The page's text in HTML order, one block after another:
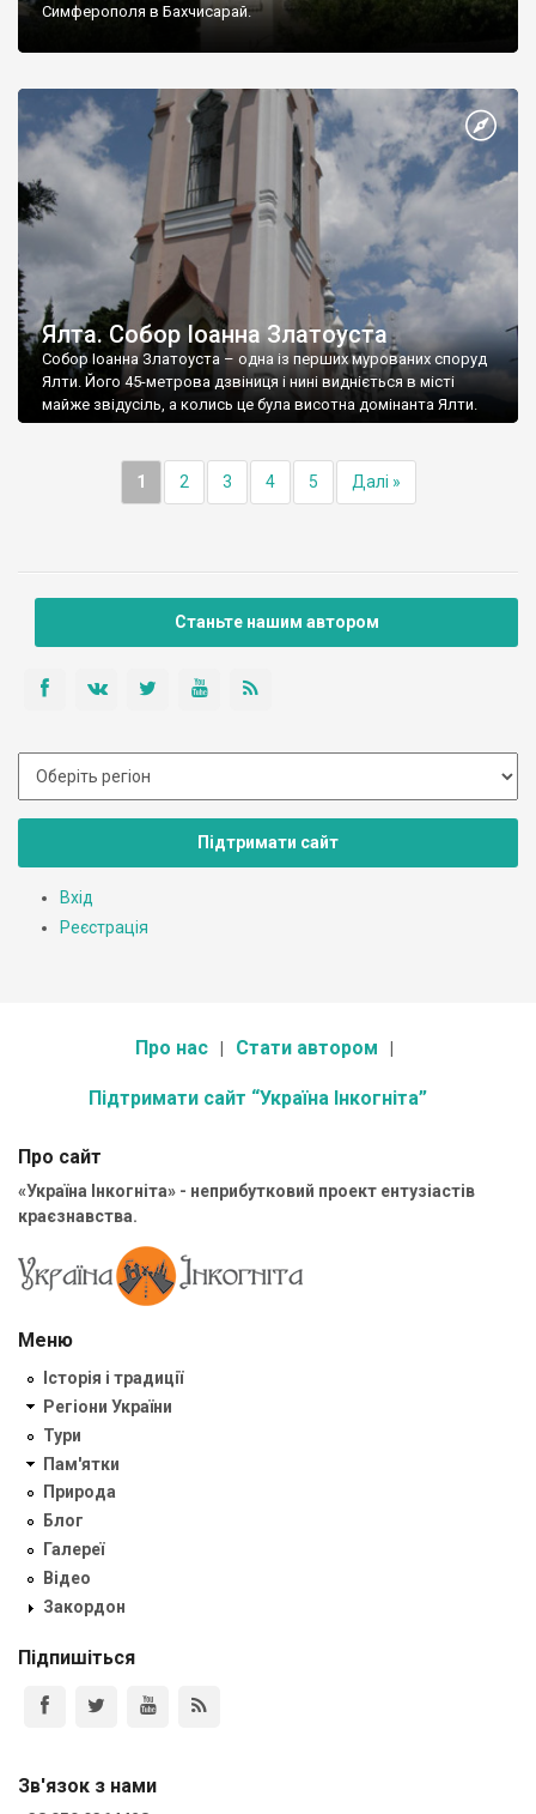
Симферополя в Бахчисарай.
Ялта. Собор Іоанна Златоуста
Собор Іоанна Златоуста – одна із перших мурованих споруд
Ялти. Його 45-метрова дзвіниця і нині видніється в місті
майже звідусіль, а колись це була висотна домінанта Ялти.
1 2 3 4 5 Далі »
Станьте нашим автором
Підтримати сайт
Вхід
Реєстрація
Про нас Стати автором
Підтримати сайт “Україна Інкогніта”
Про сайт
«Україна Інкогніта» - неприбутковий проект ентузіастів
краєзнавства.
Меню
Історія і традиції
Регіони України
Тури
Пам'ятки
Природа
Блог
Галереї
Відео
Закордон
Підпишіться
Зв'язок з нами